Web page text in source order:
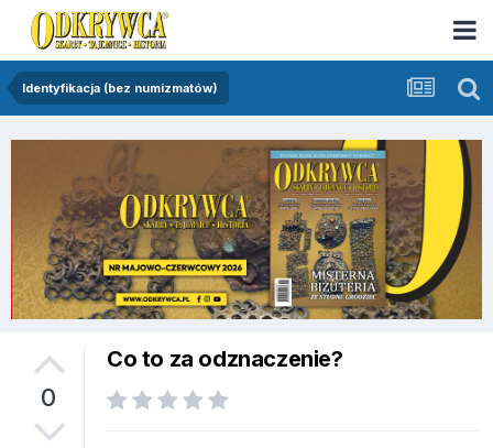
Identyfikacja (bez numizmatów)
0
Co to za odznaczenie?